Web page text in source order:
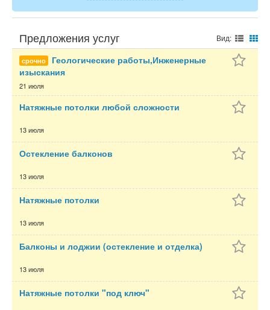
Предложения услуг Вид:
срочно
Геологические работы,Инженерные
изыскания
21 июля
Натяжные потолки любой сложности
13 июля
Остекление балконов
13 июля
Натяжные потолки
13 июля
Балконы и лоджии (остекление и отделка)
13 июля
Натяжные потолки "под ключ"